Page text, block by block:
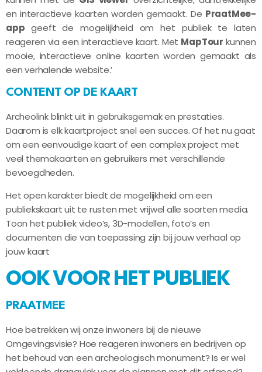
en interactieve kaarten worden gemaakt. De PraatMee-
app geeft de mogelijkheid om het publiek te laten
reageren via een interactieve kaart. Met MapTour kunnen
mooie, interactieve online kaarten worden gemaakt als
een verhalende website.’
CONTENT OP DE KAART
Archeolink blinkt uit in gebruiksgemak en prestaties.
Daarom is elk kaartproject snel een succes. Of het nu gaat
om een eenvoudige kaart of een complex project met
veel themakaarten en gebruikers met verschillende
bevoegdheden.
Het open karakter biedt de mogelijkheid om een
publiekskaart uit te rusten met vrijwel alle soorten media.
Toon het publiek video’s, 3D-modellen, foto’s en
documenten die van toepassing zijn bij jouw verhaal op
jouw kaart
OOK VOOR HET PUBLIEK
PRAATMEE
Hoe betrekken wij onze inwoners bij de nieuwe
Omgevingsvisie? Hoe reageren inwoners en bedrijven op
het behoud van een archeologisch monument? Is er wel